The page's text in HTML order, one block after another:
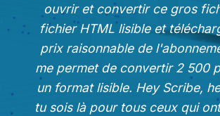
ouvrir et convertir ce gros
fichier HTML lisible et
prix raisonnable de
me permet de convertir 2 500
un format lisible. Hey Scribe,
tu sois là pour tous ceux qui